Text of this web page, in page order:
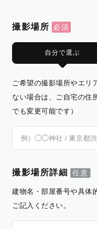
撮影場所
自分で選ぶ
ご希望の撮影場所やエリ
ない場合は、ご自宅の住
でも変更可能です）
撮影場所詳細
建物名・部屋番号や具体
ご記入ください。